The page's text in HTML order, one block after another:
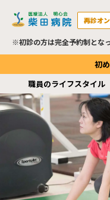
再診オ
※土曜は再診の方のみの受付
※初診の方は完全予約制とな
初
職員のライフスタイル